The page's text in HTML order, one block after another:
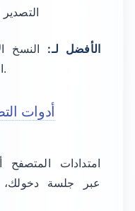
الأفضل لـ: النسخ
القانوني أو إذا كنت بحاجة تواريخ.
أدوات
امتدادات